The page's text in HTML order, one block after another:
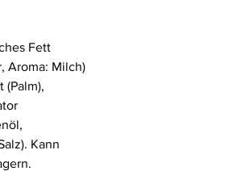
Fett
Aroma: Milch)
(Palm),
Kann